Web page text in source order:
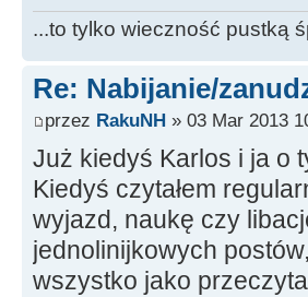
...to tylko wieczność pustką
Re: Nabijanie/
przez RakuNH » 03 Mar 2013
Już kiedyś Karlos i ja o
Kiedyś czytałem
wyjazd, naukę czy
jednolinijkowych
wszystko jako